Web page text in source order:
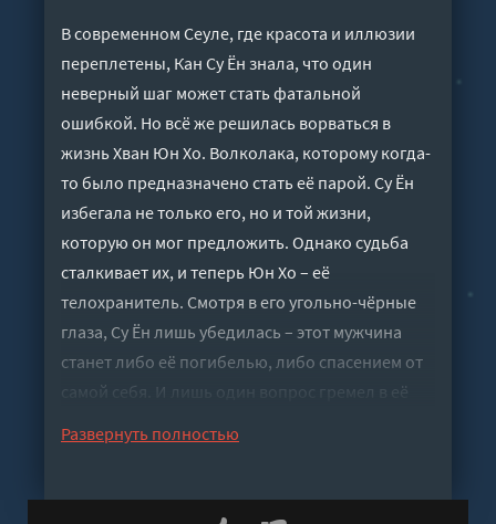
В современном Сеуле, где красота и иллюзии
переплетены, Кан Су Ён знала, что один
неверный шаг может стать фатальной
ошибкой. Но всё же решилась ворваться в
жизнь Хван Юн Хо. Волколака, которому когда-
то было предназначено стать её парой. Су Ён
избегала не только его, но и той жизни,
которую он мог предложить. Однако судьба
сталкивает их, и теперь Юн Хо – её
телохранитель. Смотря в его угольно-чёрные
глаза, Су Ён лишь убедилась – этот мужчина
станет либо её погибелью, либо спасением от
самой себя. И лишь один вопрос гремел в её
Развернуть полностью